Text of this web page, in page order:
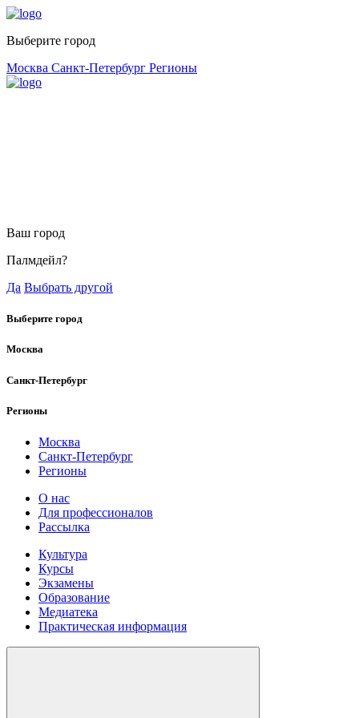
Выберите город
Москва Санкт-Петербург Регионы
Ваш город
Палмдейл?
Да Выбрать другой
Выберите город
Москва
Санкт-Петербург
Регионы
Москва
Санкт-Петербург
Регионы
О нас
Для профессионалов
Рассылка
Культура
Курсы
Экзамены
Образование
Медиатека
Практическая информация